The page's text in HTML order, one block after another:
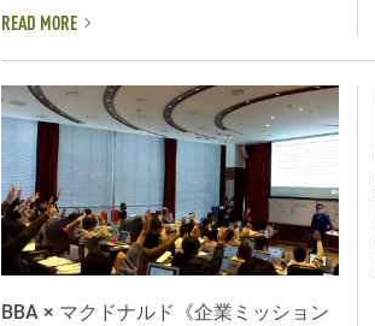
READ MORE
BBA × マクドナルド《企業ミッション